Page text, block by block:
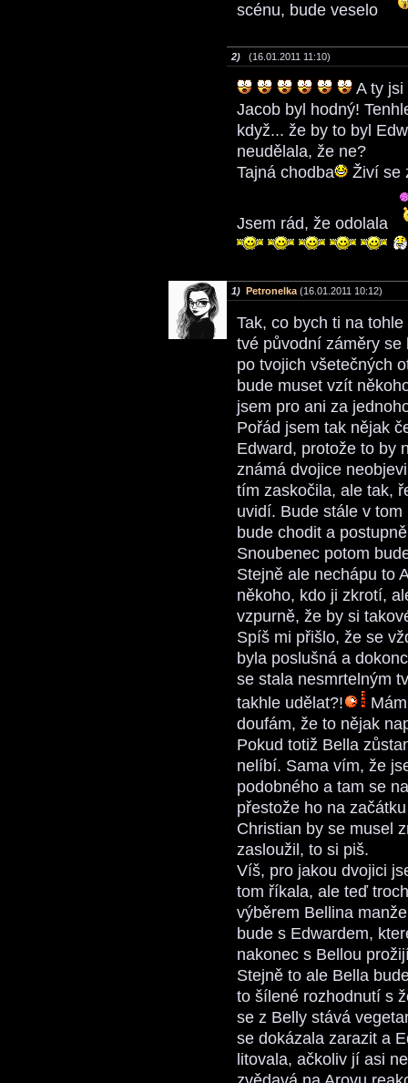
scénu, bude veselo
2) (16.01.2011 11:10)
A ty jsi
Jacob byl hodný!
když... že by to byl
neudělala, že ne?
Tajná chodba
Živí se
Jsem rád, že odolala
1) Petronelka (16.01.2011 10:12)
Tak, co bych ti na
tvé původní záměry se
po tvojich všetečných
bude muset vzít
jsem pro ani za
Pořád jsem tak nějak
Edward, protože to by
známá dvojice
tím zaskočila, ale tak,
uvidí. Bude stále v
bude chodit a
Snoubenec potom
Stejně ale nechápu to
někoho, kdo ji zkrotí,
vzpurně, že by si
Spíš mi přišlo, že se
byla poslušná a
se stala nesmrtelným
takhle udělat?!
doufám, že to nějak
Pokud totiž Bella
nelíbí. Sama vím, že
podobného a tam se
přestože ho na
Christian by se musel
zasloužil, to si piš.
Víš, pro jakou dvojici
tom říkala, ale teď
výběrem Bellina
bude s Edwardem,
nakonec s Bellou
Stejně to ale Bella
to šílené rozhodnutí s
se z Belly stává
se dokázala zarazit a
litovala, ačkoliv jí asi